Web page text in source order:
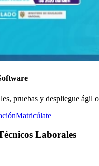
pruebas y despliegue ágil
Matricúlate
Laborales